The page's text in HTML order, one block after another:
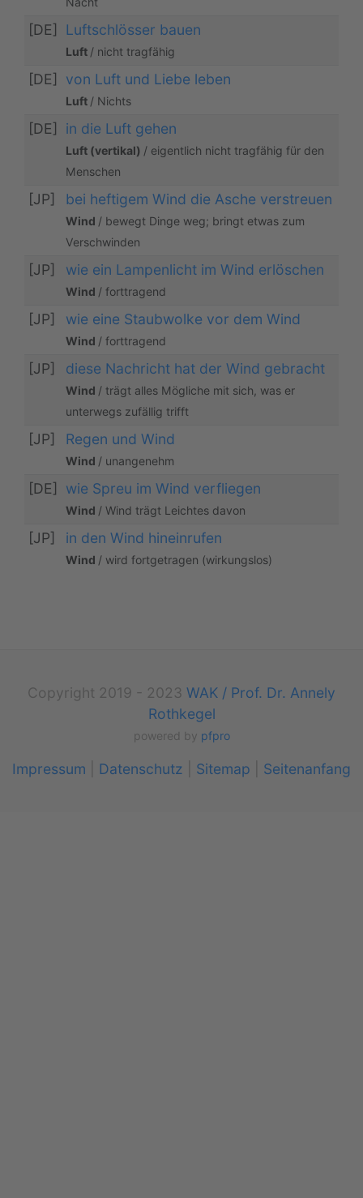
[DE] Luftschlösser bauen
Luft / nicht tragfähig
[DE] von Luft und Liebe leben
Luft / Nichts
[DE] in die Luft gehen
Luft (vertikal) / eigentlich nicht tragfähig für den
Menschen
[JP] bei heftigem Wind die Asche verstreuen
Wind / bewegt Dinge weg; bringt etwas zum
Verschwinden
[JP] wie ein Lampenlicht im Wind erlöschen
Wind / forttragend
[JP] wie eine Staubwolke vor dem Wind
Wind / forttragend
[JP] diese Nachricht hat der Wind gebracht
Wind / trägt alles Mögliche mit sich, was er
unterwegs zufällig trifft
[JP] Regen und Wind
Wind / unangenehm
[DE] wie Spreu im Wind verfliegen
Wind / Wind trägt Leichtes davon
[JP] in den Wind hineinrufen
Wind / wird fortgetragen (wirkungslos)
Copyright 2019 - 2023 WAK / Prof. Dr. Annely
Rothkegel
powered by pfpro
Impressum Datenschutz Sitemap Seitenanfang